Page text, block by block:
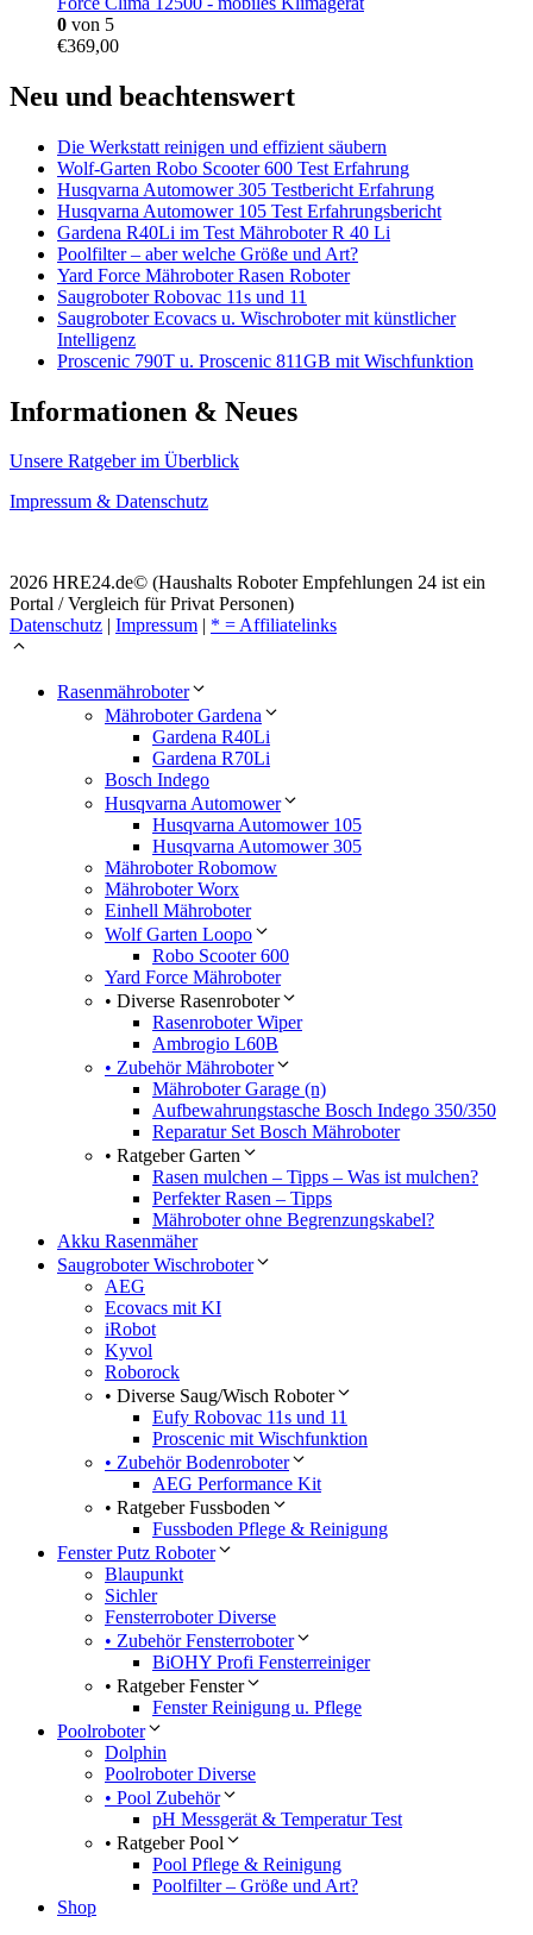
0 von 5
€369,00
Neu und beachtenswert
Die Werkstatt reinigen und effizient säubern
Wolf-Garten Robo Scooter 600 Test Erfahrung
Husqvarna Automower 305 Testbericht Erfahrung
Husqvarna Automower 105 Test Erfahrungsbericht
Gardena R40Li im Test Mähroboter R 40 Li
Poolfilter – aber welche Größe und Art?
Yard Force Mähroboter Rasen Roboter
Saugroboter Robovac 11s und 11
Saugroboter Ecovacs u. Wischroboter mit künstlicher
Intelligenz
Proscenic 790T u. Proscenic 811GB mit Wischfunktion
Informationen & Neues
Unsere Ratgeber im Überblick
Impressum & Datenschutz
2026 HRE24.de© (Haushalts Roboter Empfehlungen 24 ist ein
Portal / Vergleich für Privat Personen)
Datenschutz | Impressum | * = Affiliatelinks
Rasenmähroboter
Mähroboter Gardena
Gardena R40Li
Gardena R70Li
Bosch Indego
Husqvarna Automower
Husqvarna Automower 105
Husqvarna Automower 305
Mähroboter Robomow
Mähroboter Worx
Einhell Mähroboter
Wolf Garten Loopo
Robo Scooter 600
Yard Force Mähroboter
• Diverse Rasenroboter
Rasenroboter Wiper
Ambrogio L60B
• Zubehör Mähroboter
Mähroboter Garage (n)
Aufbewahrungstasche Bosch Indego 350/350
Reparatur Set Bosch Mähroboter
• Ratgeber Garten
Rasen mulchen – Tipps – Was ist mulchen?
Perfekter Rasen – Tipps
Mähroboter ohne Begrenzungskabel?
Akku Rasenmäher
Saugroboter Wischroboter
AEG
Ecovacs mit KI
iRobot
Kyvol
Roborock
• Diverse Saug/Wisch Roboter
Eufy Robovac 11s und 11
Proscenic mit Wischfunktion
• Zubehör Bodenroboter
AEG Performance Kit
• Ratgeber Fussboden
Fussboden Pflege & Reinigung
Fenster Putz Roboter
Blaupunkt
Sichler
Fensterroboter Diverse
• Zubehör Fensterroboter
BiOHY Profi Fensterreiniger
• Ratgeber Fenster
Fenster Reinigung u. Pflege
Poolroboter
Dolphin
Poolroboter Diverse
• Pool Zubehör
pH Messgerät & Temperatur Test
• Ratgeber Pool
Pool Pflege & Reinigung
Poolfilter – Größe und Art?
Shop